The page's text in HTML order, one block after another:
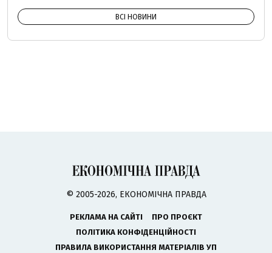
ВСІ НОВИНИ
© 2005-2026, ЕКОНОМІЧНА ПРАВДА
РЕКЛАМА НА САЙТІ
ПРО ПРОЄКТ
ПОЛІТИКА КОНФІДЕНЦІЙНОСТІ
ПРАВИЛА ВИКОРИСТАННЯ МАТЕРІАЛІВ УП